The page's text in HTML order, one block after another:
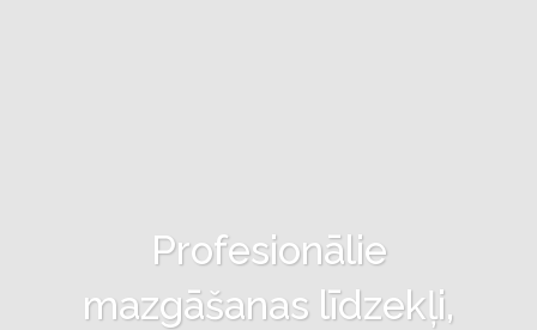
Profesionālie
mazgāšanas līdzekļi,